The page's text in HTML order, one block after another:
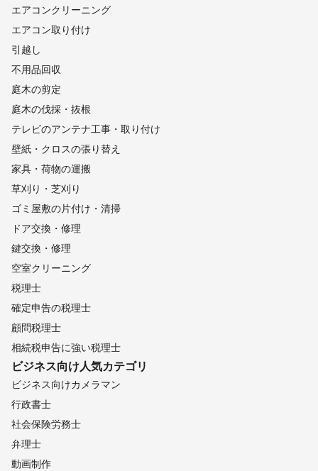
エアコンクリーニング
エアコン取り付け
引越し
不用品回収
庭木の剪定
庭木の伐採・抜根
テレビのアンテナ工事・取り付け
壁紙・クロスの張り替え
家具・荷物の運搬
草刈り・芝刈り
ゴミ屋敷の片付け・清掃
ドア交換・修理
鍵交換・修理
空室クリーニング
税理士
確定申告の税理士
顧問税理士
相続税申告に強い税理士
ビジネス向け人気カテゴリ
ビジネス向けカメラマン
行政書士
社会保険労務士
弁理士
動画制作